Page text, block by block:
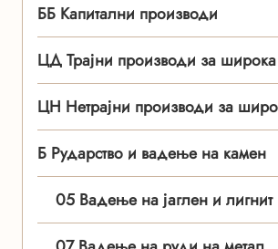
ББ Капитални производи
ЦД Трајни производи за
ЦН Нетрајни производи за
Б Рударство и вадење на камен
05 Вадење на јаглен и лигнит